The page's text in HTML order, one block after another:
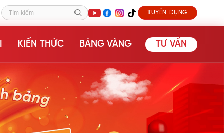
Tìm kiếm TUYỂN DỤNG
KIẾN THỨC BẢNG VÀNG TƯ VẤN